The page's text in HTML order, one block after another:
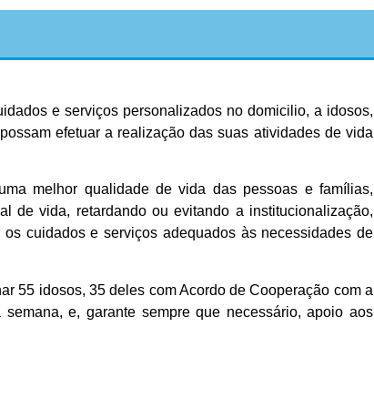
e serviços personalizados no domicilio, a idosos,
efetuar a realização das suas atividades de vida
melhor qualidade de vida das pessoas e famílias,
de vida, retardando ou evitando a institucionalização,
cuidados e serviços adequados às necessidades de
55 idosos, 35 deles com Acordo de Cooperação com a
e, garante sempre que necessário, apoio aos